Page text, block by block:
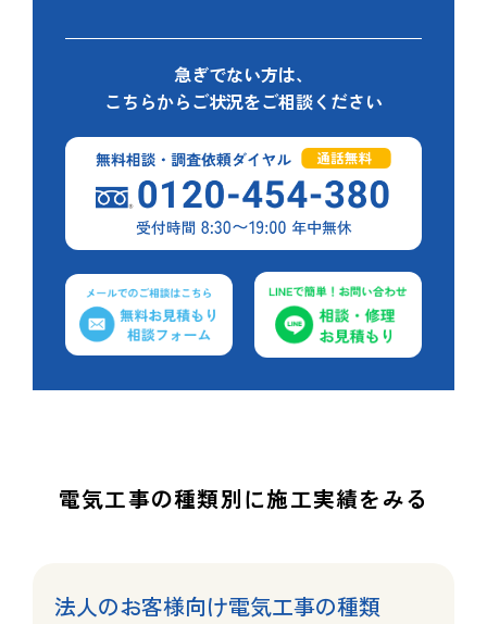
急ぎでない方は、
こちらからご状況をご相談ください
電気工事の種類別に施工実績をみる
法人のお客様向け電気工事の種類